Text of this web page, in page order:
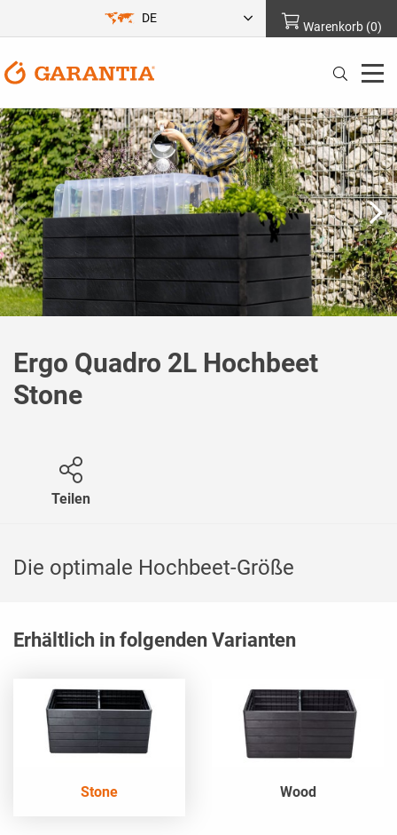
Warenkorb (0)
DE
Ergo Quadro 2L Hochbeet
Stone
Teilen
Die optimale Hochbeet-Größe
Erhältlich in folgenden Varianten
Stone Wood